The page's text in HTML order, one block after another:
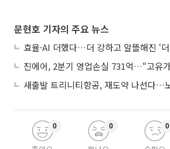
문현호 기자의 주요 뉴스
0 0 0